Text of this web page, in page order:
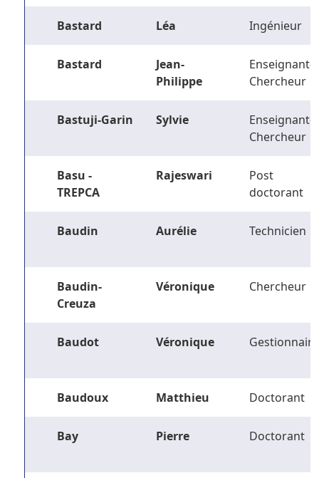
Bastard Léa Ingénieur
Bastard
Jean-
Philippe
Enseignant-
Chercheur
Bastuji-Garin Sylvie
Enseignant-
Chercheur
Basu -
TREPCA
Rajeswari
Post
doctorant
Baudin Aurélie Technicien
Baudin-
Creuza
Véronique Chercheur
Baudot Véronique Gestionnaire
Baudoux Matthieu Doctorant
Bay Pierre Doctorant